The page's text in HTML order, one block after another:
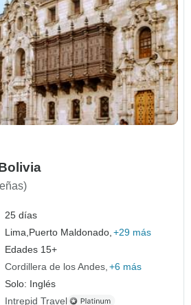
25 días
Lima, Puerto Maldonado, +29 más
Edades 15+
Cordillera de los Andes +6 más
Solo: Inglés
Intrepid Travel